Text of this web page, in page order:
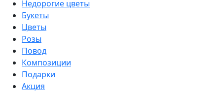
Недорогие цветы
Букеты
Цветы
Розы
Повод
Композиции
Подарки
Акция